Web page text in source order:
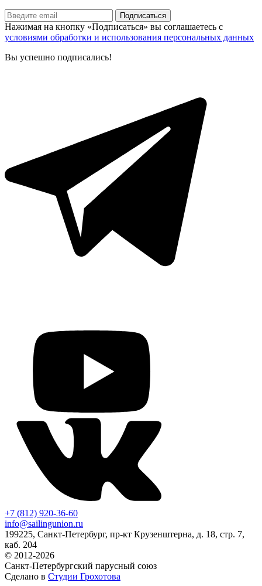
Подписаться
Нажимая на кнопку «Подписаться» вы соглашаетесь с
условиями обработки и использования персональных данных
Вы успешно подписались!
+7 (812) 920-36-60
info@sailingunion.ru
199225, Санкт-Петербург, пр-кт Крузенштерна, д. 18, стр. 7,
каб. 204
© 2012-2026
Санкт-Петербургский парусный союз
Сделано в Студии Грохотова